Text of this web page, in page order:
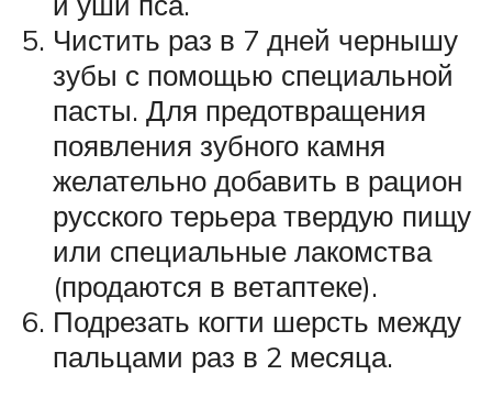
Чистить раз в 7 дней чернышу
зубы с помощью специальной
пасты. Для предотвращения
появления зубного камня
желательно добавить в рацион
русского терьера твердую пищу
или специальные лакомства
(продаются в ветаптеке).
Подрезать когти шерсть между
пальцами раз в 2 месяца.